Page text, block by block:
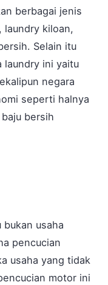
berbagai jenis
laundry kiloan,
Selain itu
laundry ini yaitu
negara
seperti halnya
bersih
usaha
pencucian
usaha yang tidak
motor ini